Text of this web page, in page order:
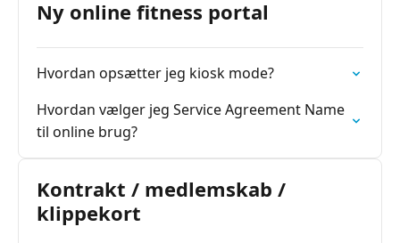
Ny online fitness portal
Hvordan opsætter jeg kiosk mode?
Hvordan vælger jeg Service Agreement Name
til online brug?
Kontrakt / medlemskab /
klippekort